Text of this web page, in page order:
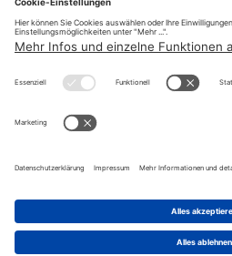
Vorsitzender Landesvertretung 26
Landesvertretungen Burgenland
© Fraktion
Impressum|